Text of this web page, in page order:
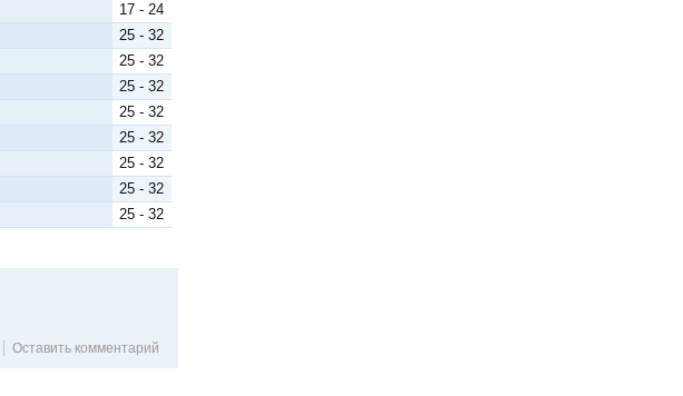
17 - 24
25 - 32
25 - 32
25 - 32
25 - 32
25 - 32
25 - 32
25 - 32
25 - 32
Оставить комментарий